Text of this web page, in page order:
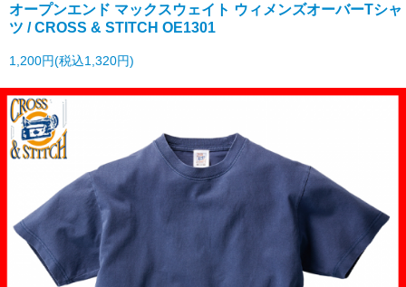
オープンエンド マックスウェイト ウィメンズオーバーTシャ
ツ / CROSS & STITCH OE1301
1,200円(税込1,320円)